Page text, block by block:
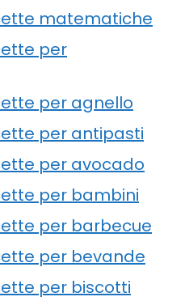
matematiche
per
per agnello
per antipasti
per avocado
per bambini
per barbecue
per bevande
per biscotti